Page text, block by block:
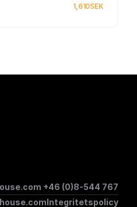
1,610SEK
+46 (0)8-544 767
Integritetspolicy